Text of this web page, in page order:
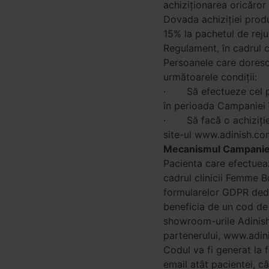
achiziționarea
Dovada achiziției
15% la pachetul de
Regulament, în cadrul
Persoanele care
următoarele condiții:
· Să efectueze cel
în perioada Campaniei
· Să facă o achiziție
site-ul
Mecanismul
Pacienta care
cadrul clinicii Femme
formularelor GDPR
beneficia de un cod
showroom-urile
partenerului,
Codul va fi generat la
email atât pacientei,